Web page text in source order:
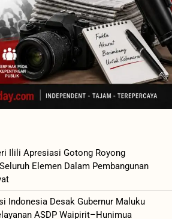
Ilili Apresiasi Gotong Royong
Elemen Dalam Pembangunan
Indonesia Desak Gubernur Maluku
ASDP Waipirit–Hunimua